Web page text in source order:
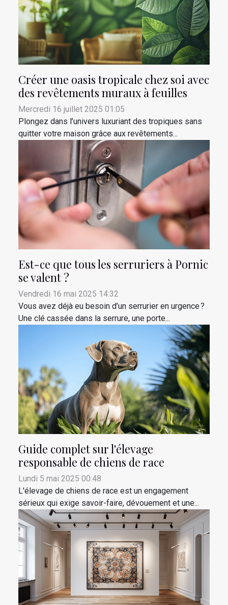
Créer une oasis tropicale chez soi avec
des revêtements muraux à feuilles
Mercredi 16 juillet 2025 01:05
Plongez dans l’univers luxuriant des tropiques sans
quitter votre maison grâce aux revêtements...
Est-ce que tous les serruriers à Pornic
se valent ?
Vendredi 16 mai 2025 14:32
Vous avez déjà eu besoin d’un serrurier en urgence ?
Une clé cassée dans la serrure, une porte...
Guide complet sur l'élevage
responsable de chiens de race
Lundi 5 mai 2025 00:48
L'élevage de chiens de race est un engagement
sérieux qui exige savoir-faire, dévouement et une...